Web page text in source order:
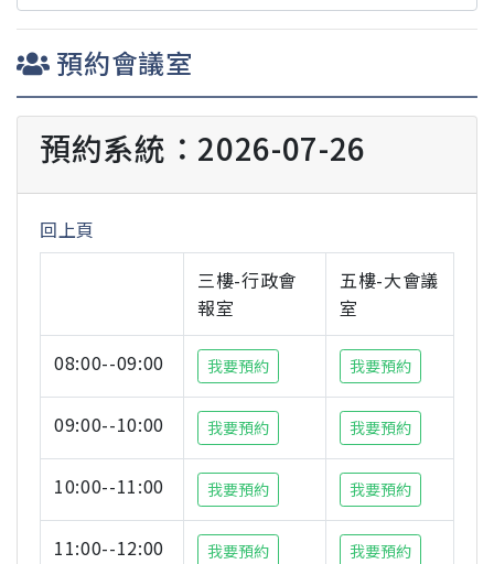
預約會議室
預約系統：2026-07-26
回上頁
三樓-行政會
報室
五樓-大會議
室
08:00--09:00 我要預約 我要預約
09:00--10:00 我要預約 我要預約
10:00--11:00 我要預約 我要預約
11:00--12:00 我要預約 我要預約